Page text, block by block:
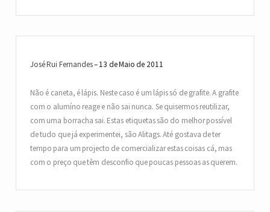
José Rui Fernandes 13 de Maio de 2011
Não é caneta, é lápis. Neste caso é um lápis só de grafite. A grafite
com o alumíno reage e não sai nunca. Se quisermos reutilizar,
com uma borracha sai. Estas etiquetas são do melhor possível
de tudo que já experimentei, são Alitags. Até gostava de ter
tempo para um projecto de comercializar estas coisas cá, mas
com o preço que têm desconfio que poucas pessoas as querem.